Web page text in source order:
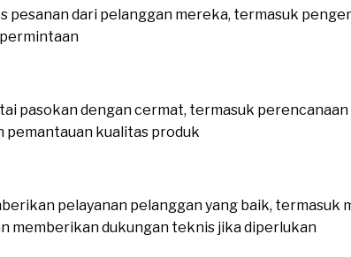
pesanan dari pelanggan mereka, termasuk
pasokan dengan cermat, termasuk
pemantauan kualitas produk
pelayanan pelanggan yang baik, termasuk
memberikan dukungan teknis jika diperlukan